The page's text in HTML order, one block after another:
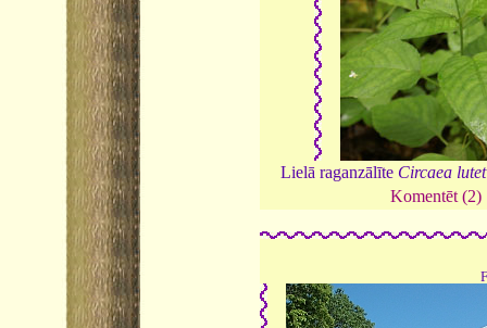
Lielā raganzālīte Circaea
Komentēt (2)